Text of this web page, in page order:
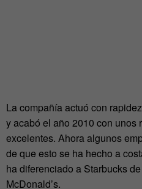
La compañía actuó con
y acabó el año 2010 con unos
excelentes. Ahora algunos
de que esto se ha hecho a
ha diferenciado a Starbucks
McDonald’s.